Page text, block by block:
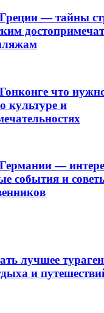
— тайны
что
культуре и
—
события и
лучшее
и